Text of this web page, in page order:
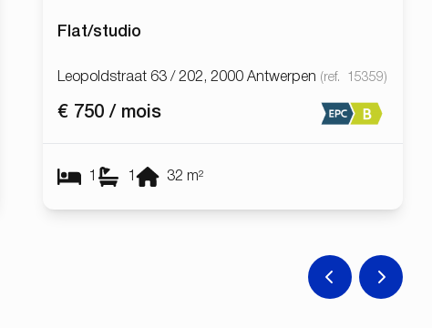
Flat/studio
Leopoldstraat 63 / 202, 2000 Antwerpen (ref. 15359)
€ 750 / mois
1 1 32 m²